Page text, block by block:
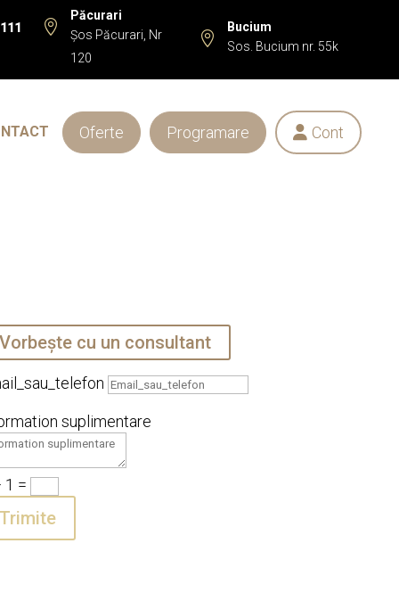

Păcurari
Șos Păcurari, Nr
120

Bucium
Sos. Bucium nr. 55k
Oferte Programare  Cont
Vorbește cu un consultant
suplimentare
=
Trimite